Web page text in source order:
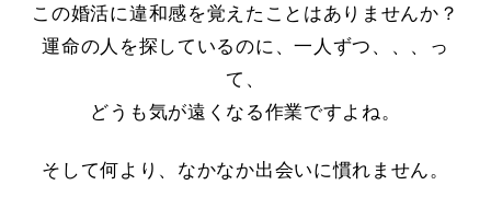
この婚活に違和感を覚えたことはありませんか？
運命の人を探しているのに、一人ずつ、、、っ
て、
どうも気が遠くなる作業ですよね。
そして何より、なかなか出会いに慣れません。